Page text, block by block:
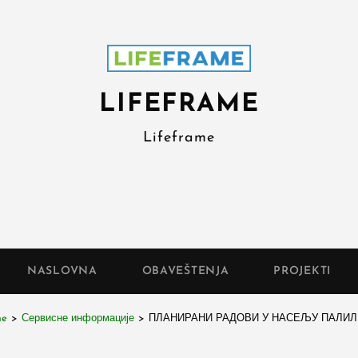
LIFEFRAME
Lifeframe
NASLOVNA OBAVEŠTENJA PROJEKTI
> Сервисне информације > ПЛАНИРАНИ РАДОВИ У НАСЕЉУ